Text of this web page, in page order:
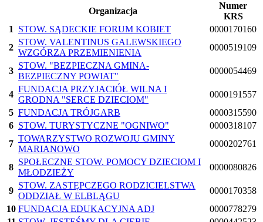
Organizacja
Numer
KRS
1
STOW. SĄDECKIE FORUM KOBIET
0000170160
2
STOW. VALENTINUS GALEWSKIEGO
WZGÓRZA PRZEMIENIENIA
0000519109
3
STOW. "BEZPIECZNA GMINA-
BEZPIECZNY POWIAT"
0000054469
4
FUNDACJA PRZYJACIÓŁ WILNA I
GRODNA "SERCE DZIECIOM"
0000191557
5 FUNDACJA TRÓJGARB
0000315590
6 STOW. TURYSTYCZNE "OGNIWO"
0000318107
7
TOWARZYSTWO ROZWOJU GMINY
MARIANOWO
0000202761
8
SPOŁECZNE STOW. POMOCY DZIECIOM I
MŁODZIEŻY
0000080826
9
STOW. ZASTĘPCZEGO RODZICIELSTWA
ODDZIAŁ W ELBLĄGU
0000170358
10 FUNDACJA EDUKACYJNA ADJ
0000778279